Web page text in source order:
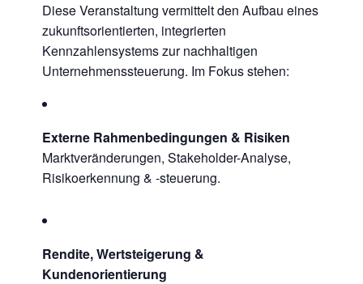
Diese Veranstaltung vermittelt den Aufbau eines
zukunftsorientierten, integrierten
Kennzahlensystems zur nachhaltigen
Unternehmenssteuerung. Im Fokus stehen:
Externe Rahmenbedingungen & Risiken
Marktveränderungen, Stakeholder-Analyse,
Risikoerkennung & -steuerung.
Rendite, Wertsteigerung &
Kundenorientierung